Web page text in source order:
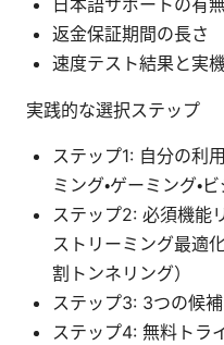
日本語サポートの有
返金保証期間の長さ
速度テスト結果と実
実践的な選択ステップ
ステップ1: 自分の利
ミング・ゲーミング・
ステップ2: 必須機能
ストリーミング最適
割トンネリング）
ステップ3: 3つの候
ステップ4: 無料トラ